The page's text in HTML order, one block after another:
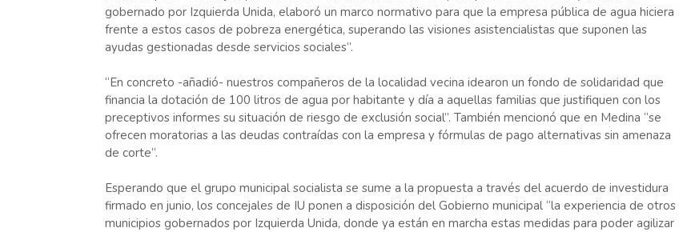
gobernado por Izquierda Unida, elaboró un marco normativo para que la empresa pública de agua hiciera
frente a estos casos de pobreza energética, superando las visiones asistencialistas que suponen las
ayudas gestionadas desde servicios sociales”.
“En concreto -añadió- nuestros compañeros de la localidad vecina idearon un fondo de solidaridad que
financia la dotación de 100 litros de agua por habitante y día a aquellas familias que justifiquen con los
preceptivos informes su situación de riesgo de exclusión social”. También mencionó que en Medina “se
ofrecen moratorias a las deudas contraídas con la empresa y fórmulas de pago alternativas sin amenaza
de corte”.
Esperando que el grupo municipal socialista se sume a la propuesta a través del acuerdo de investidura
firmado en junio, los concejales de IU ponen a disposición del Gobierno municipal “la experiencia de otros
municipios gobernados por Izquierda Unida, donde ya están en marcha estas medidas para poder agilizar